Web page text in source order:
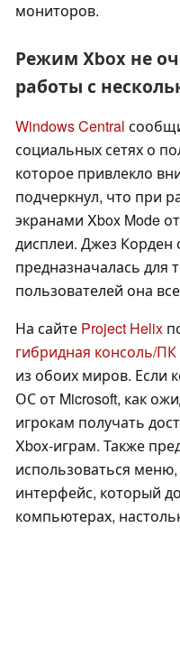
мониторов.
Режим Xbox не
работы с
Windows Central
социальных сетях о
которое привлекло
подчеркнул, что при
экранами Xbox Mode
дисплеи. Джез Корден
предназначалась для
пользователей она
На сайте Project Helix
гибридная консоль/ПК
из обоих миров. Если
ОС от Microsoft, как
игрокам получать
Xbox-играм. Также
использоваться
интерфейс, который
компьютерах,